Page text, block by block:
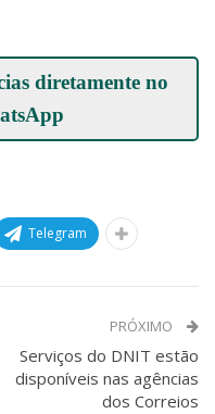
diretamente no
Telegram
PRÓXIMO
Serviços do DNIT estão
disponíveis nas agências
dos Correios